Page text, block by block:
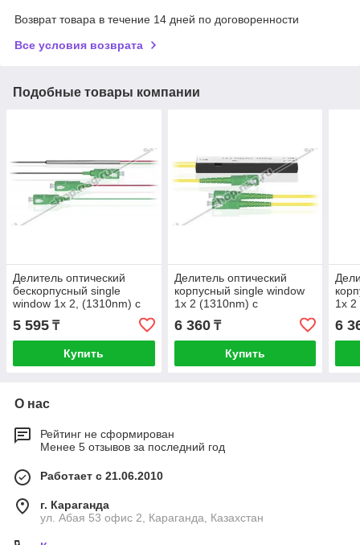
Возврат товара в течение 14 дней по договоренности
Все условия возврата
Подобные товары компании
Делитель оптический
бескорпусный single
window 1х 2, (1310nm) с
разъемами SC/APC
5 595 ₸
Купить
Делитель оптический
корпусный single window
1х 2 (1310nm) с
разъемами SC/APC
6 360₸
Купить
1х
6
О нас
Рейтинг не сформирован
Менее 5 отзывов за последний год
Работает с 21.06.2010
г. Караганда
ул. Абая 53 офис 2, Караганда, Казахстан